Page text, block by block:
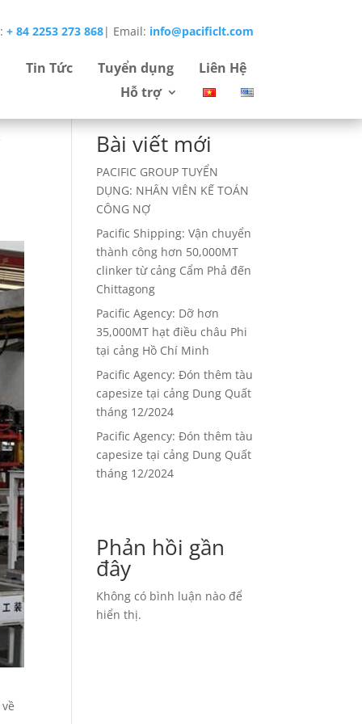
+ 84 2253 273 868| Email: info@pacificlt.com
Tin Tức Tuyển dụng
Liên Hệ
Hỗ trợ
Tìm
Bài viết mới
PACIFIC GROUP TUYỂN
DỤNG: NHÂN VIÊN KẾ TOÁN
CÔNG NỢ
Pacific Shipping: Vận chuyển
thành công hơn 50,000MT
clinker từ cảng Cẩm Phả đến
Chittagong
Pacific Agency: Dỡ hơn
35,000MT hạt điều châu Phi
tại cảng Hồ Chí Minh
Pacific Agency: Đón thêm tàu
capesize tại cảng Dung Quất
tháng 12/2024
Pacific Agency: Đón thêm tàu
capesize tại cảng Dung Quất
tháng 12/2024
Phản hồi gần
đây
Không có bình luận nào để
hiển thị.